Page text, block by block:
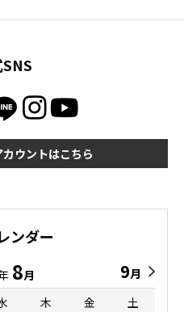
ウントはこちら
ンダー
8月 9月
木 金
土